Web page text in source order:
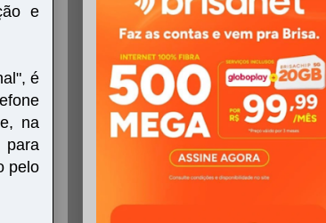
e
é
na
para
pelo